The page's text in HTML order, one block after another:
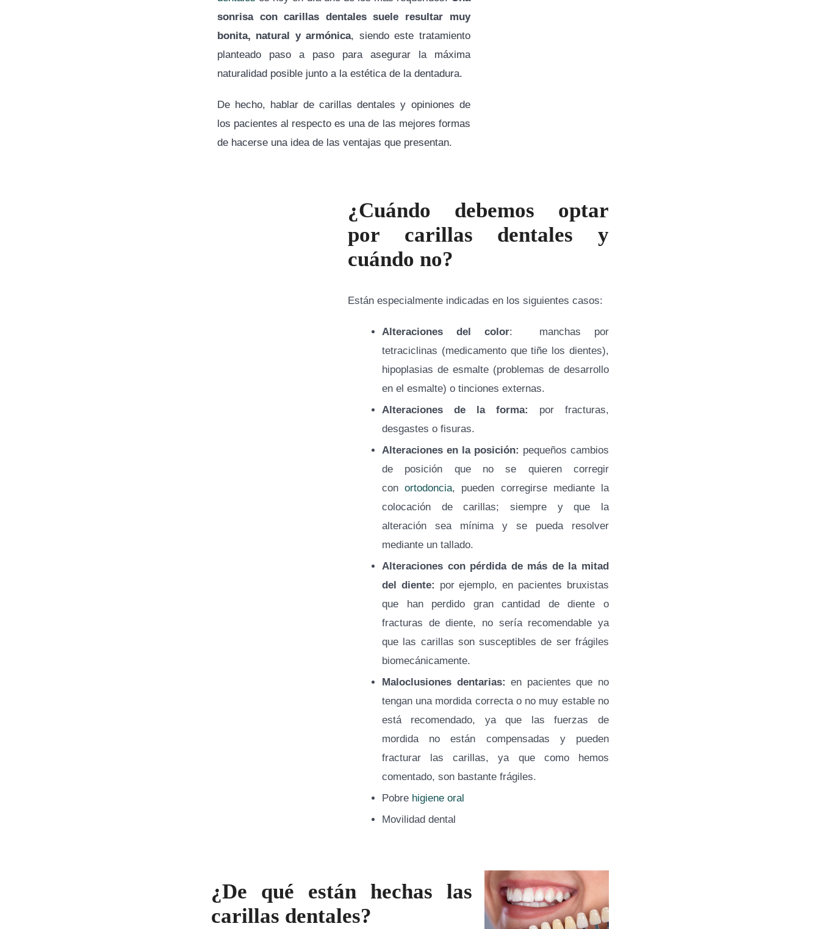
sonrisa con carillas dentales suele resultar muy
bonita, natural y armónica, siendo este tratamiento
planteado paso a paso para asegurar la máxima
naturalidad posible junto a la estética de la dentadura.
De hecho, hablar de carillas dentales y opiniones de
los pacientes al respecto es una de las mejores formas
de hacerse una idea de las ventajas que presentan.
¿Cuándo debemos optar
por carillas dentales y
cuándo no?
Están especialmente indicadas en los siguientes casos:
Alteraciones del color: manchas por
tetraciclinas (medicamento que tiñe los dientes),
hipoplasias de esmalte (problemas de desarrollo
en el esmalte) o tinciones externas.
Alteraciones de la forma:
por fracturas,
desgastes o fisuras.
Alteraciones en la posición: pequeños cambios
de posición que no se quieren corregir
conortodoncia, pueden corregirse mediante la
colocación de carillas; siempre y que la
alteración sea mínima y se pueda resolver
mediante un tallado.
Alteraciones con pérdida de más de la mitad
del diente: por ejemplo, en pacientes bruxistas
que han perdido gran cantidad de diente o
fracturas de diente, no sería recomendable ya
que las carillas son susceptibles de ser frágiles
biomecánicamente.
Maloclusiones dentarias: en pacientes que no
tengan una mordida correcta o no muy estable no
está recomendado, ya que las fuerzas de
mordida no están compensadas y pueden
fracturar las carillas, ya que como hemos
comentado, son bastante frágiles.
Pobre higiene oral
Movilidad dental
¿De qué están hechas las
carillas dentales?